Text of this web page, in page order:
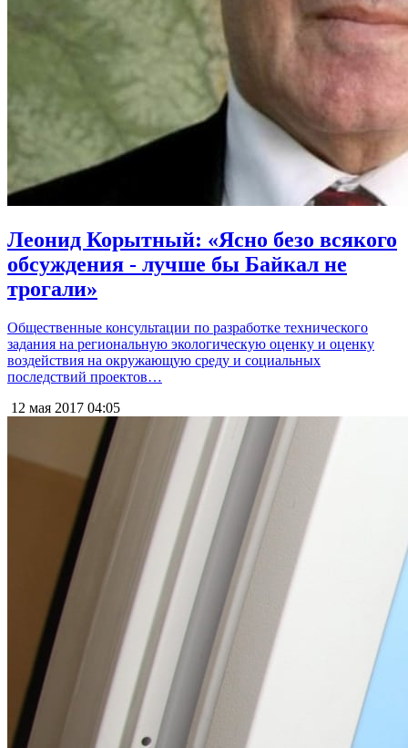
Леонид Корытный: «Ясно безо всякого
обсуждения - лучше бы Байкал не
трогали»
Общественные консультации по разработке технического
задания на региональную экологическую оценку и оценку
воздействия на окружающую среду и социальных
последствий проектов…
12 мая 2017 04:05